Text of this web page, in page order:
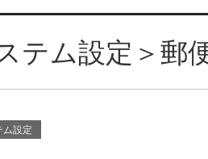
テム設定＞郵
ム設定